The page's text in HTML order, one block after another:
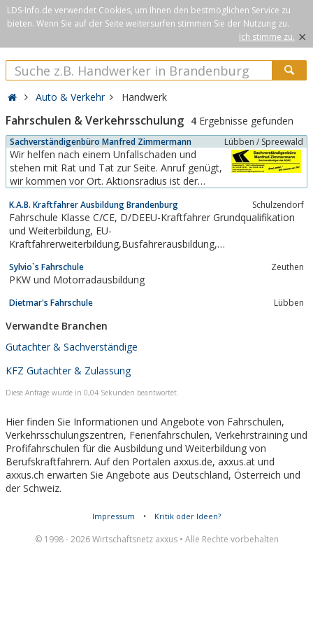
LDS-Info.de verwendet Cookies, um Ihnen den bestmöglichen Service zu
bieten. Wenn Sie auf der Seite weitersurfen stimmen Sie der Nutzung zu.
Ich stimme zu. ×
Auto & Verkehr Handwerk
Fahrschulen & Verkehrsschulung 4 Ergebnisse gefunden
Sachverständigenbüro Manfred Zimmermann Lübben / Spreewald
Wir helfen nach einem Unfallschaden und
stehen mit Rat und Tat zur Seite. Anruf genügt,
wir kommen vor Ort. Aktionsradius ist der
Unfallgutachten und techn. Gutachten aller Art
u.a. für PKW, Krad, Nutzfahrzeuge, Anhänger,
Wohnmobile umd OldtimerUnsere
Dienstleistungen:*...
K.A.B. Kraftfahrer Ausbildung Brandenburg Schulzendorf
Fahrschule Klasse C/CE, D/DEEU-Kraftfahrer Grundqualifikation
und Weiterbildung, EU-
Kraftfahrerweiterbildung,Busfahrerausbildung,
Sylvio`s Fahrschule Zeuthen
PKW und Motorradausbildung
Dietmar's Fahrschule Lübben
Verwandte Branchen
Gutachter & Sachverständige
KFZ Gutachter & Zulassung
Diese Anfrage wurde in 0,04 Sekunden beantwortet.
Hier finden Sie Informationen und Angebote von Fahrschulen,
Verkehrsschulungszentren, Ferienfahrschulen, Verkehrstraining und
Profifahrschulen für die Ausbildung und Weiterbildung von
Berufskraftfahrern. Auf den Portalen axxus.de, axxus.at und
axxus.ch erwarten Sie Angebote aus Deutschland, Österreich und
der Schweiz.
Impressum • Kritik oder Ideen?
© 1998 - 2026 Wirtschaftsnetz axxus • Alle Rechte vorbehalten